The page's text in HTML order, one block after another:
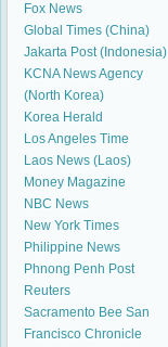
Fox News
Global Times (China)
Jakarta Post (Indonesia)
KCNA News Agency
(North Korea)
Korea Herald
Los Angeles Time
Laos News (Laos)
Money Magazine
NBC News
New York Times
Philippine News
Phnong Penh Post
Reuters
Sacramento Bee San
Francisco Chronicle